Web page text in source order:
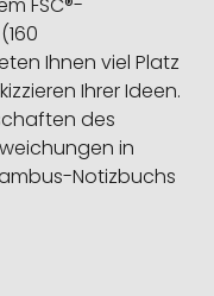
FSC®-
Ihnen viel Platz
Ihrer Ideen.
des
in
Notizbuchs